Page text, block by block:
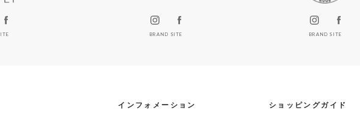
BRAND SITE BRAND SITE
インフォメーション ショッピングガイド